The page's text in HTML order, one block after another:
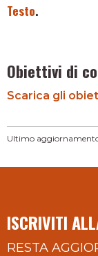
Testo.
Obiettivi di
Scarica gli
Ultimo
ISCRIVITI
RESTA